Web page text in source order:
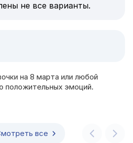
не все варианты.
на 8 марта или любой
положительных эмоций.
все